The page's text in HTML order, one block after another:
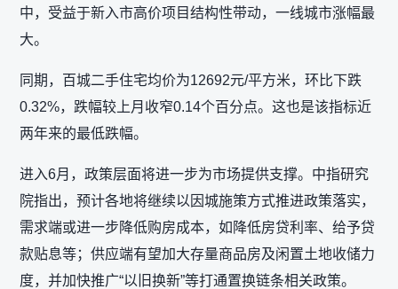
中，受益于新入市高价项目结构性带动，一线城市涨幅最
大。
同期，百城二手住宅均价为12692元/平方米，环比下跌
0.32%，跌幅较上月收窄0.14个百分点。这也是该指标近
两年来的最低跌幅。
进入6月，政策层面将进一步为市场提供支撑。中指研究
院指出，预计各地将继续以因城施策方式推进政策落实，
需求端或进一步降低购房成本，如降低房贷利率、给予贷
款贴息等；供应端有望加大存量商品房及闲置土地收储力
度，并加快推广“以旧换新”等打通置换链条相关政策。